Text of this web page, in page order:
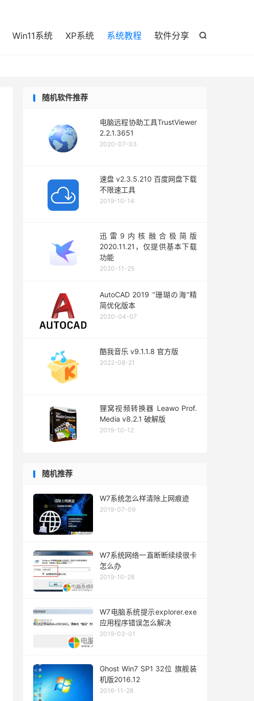

Win11系统 XP系统 系统教程 软件分享
随机软件推荐
电脑远程协助工具TrustViewer
2.2.1.3651
2020-07-03
速盘 v2.3.5.210 百度网盘下载
不限速工具
2019-10-14
迅雷9内核融合极简版
2020.11.21，仅提供基本下载
功能
2020-11-25
AutoCAD 2019 “珊瑚の海”精
简优化版本
2020-04-07
酷我音乐 v9.1.1.8 官方版
2022-08-21
狸窝视频转换器 Leawo Prof.
Media v8.2.1 破解版
2019-10-12
随机推荐
W7系统怎么样清除上网痕迹
2019-07-09
W7系统网络一直断断续续很卡
怎么办
2019-10-28
W7电脑系统提示explorer.exe
应用程序错误怎么解决
2019-03-01
Ghost Win7 SP1 32位 旗舰装
机版2016.12
2016-11-28